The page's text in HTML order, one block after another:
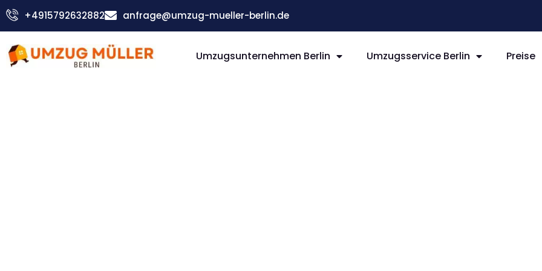
Zum
Inhalt
+4915792632882 anfrage@umzug-mueller-berlin.de
Umzugsunternehmen Berlin Umzugsservice Berlin Preise